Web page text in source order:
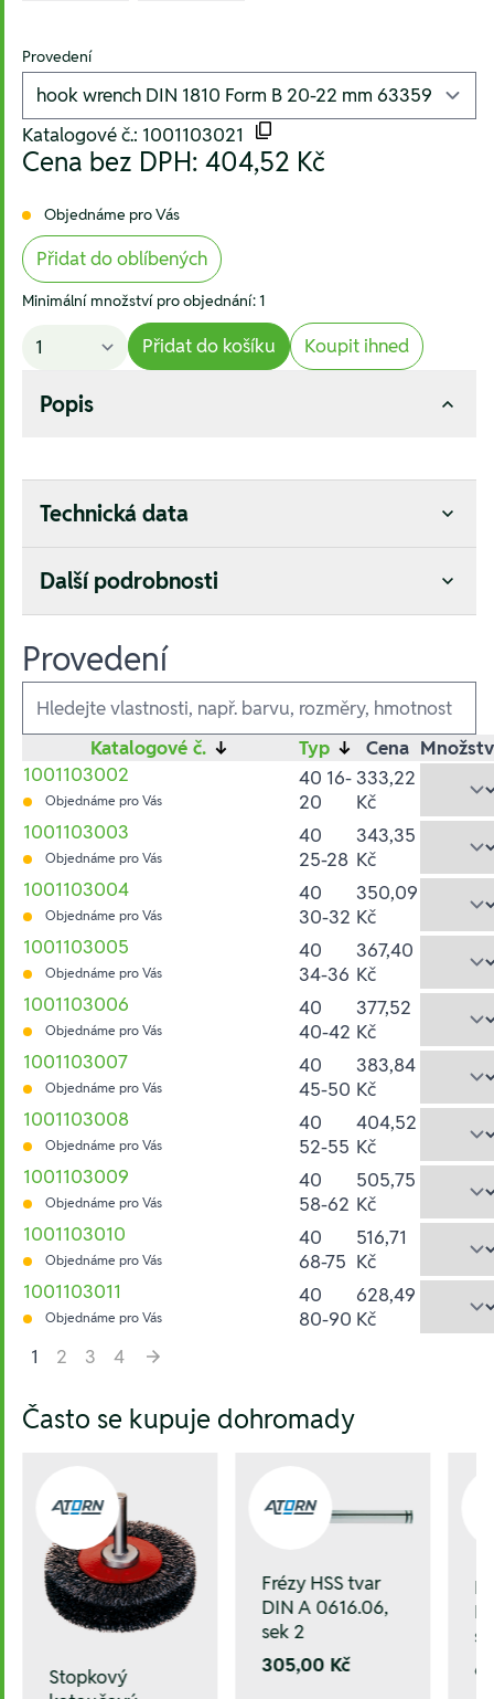
Provedení
Katalogové č.: 1001103021
Cena bez DPH: 404,52 Kč
Objednáme pro Vás
Přidat do oblíbených
Minimální množství pro objednání: 1
Přidat do košíku Koupit ihned
Popis
Technická data
Další podrobnosti
Provedení
Ausführungen
Katalogové č. ↓ Typ ↓ Cena
1001103002
Objednáme pro Vás
40 16-
20
333,22
Kč
1001103003
Objednáme pro Vás
40
25-28
343,35
Kč
1001103004
Objednáme pro Vás
40
30-32
350,09
Kč
1001103005
Objednáme pro Vás
40
34-36
367,40
Kč
1001103006
Objednáme pro Vás
40
40-42
377,52
Kč
1001103007
Objednáme pro Vás
40
45-50
383,84
Kč
1001103008
Objednáme pro Vás
40
52-55
404,52
Kč
1001103009
Objednáme pro Vás
40
58-62
505,75
Kč
1001103010
Objednáme pro Vás
40
68-75
516,71
Kč
1001103011
Objednáme pro Vás
40
80-90
628,49
Kč
1
2 3
4
Často se kupuje dohromady
Stopkový
Frézy HSS tvar
DIN A 0616.06,
sek 2
305,00 Kč